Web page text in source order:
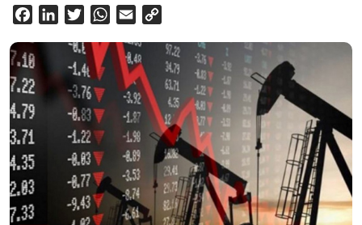
FacebookLinkedInTwitterWhatsApp
Email